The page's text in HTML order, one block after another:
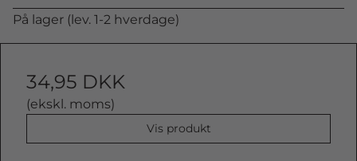
På lager (lev. 1-2 hverdage)
34,95 DKK
(ekskl. moms)
Vis produkt